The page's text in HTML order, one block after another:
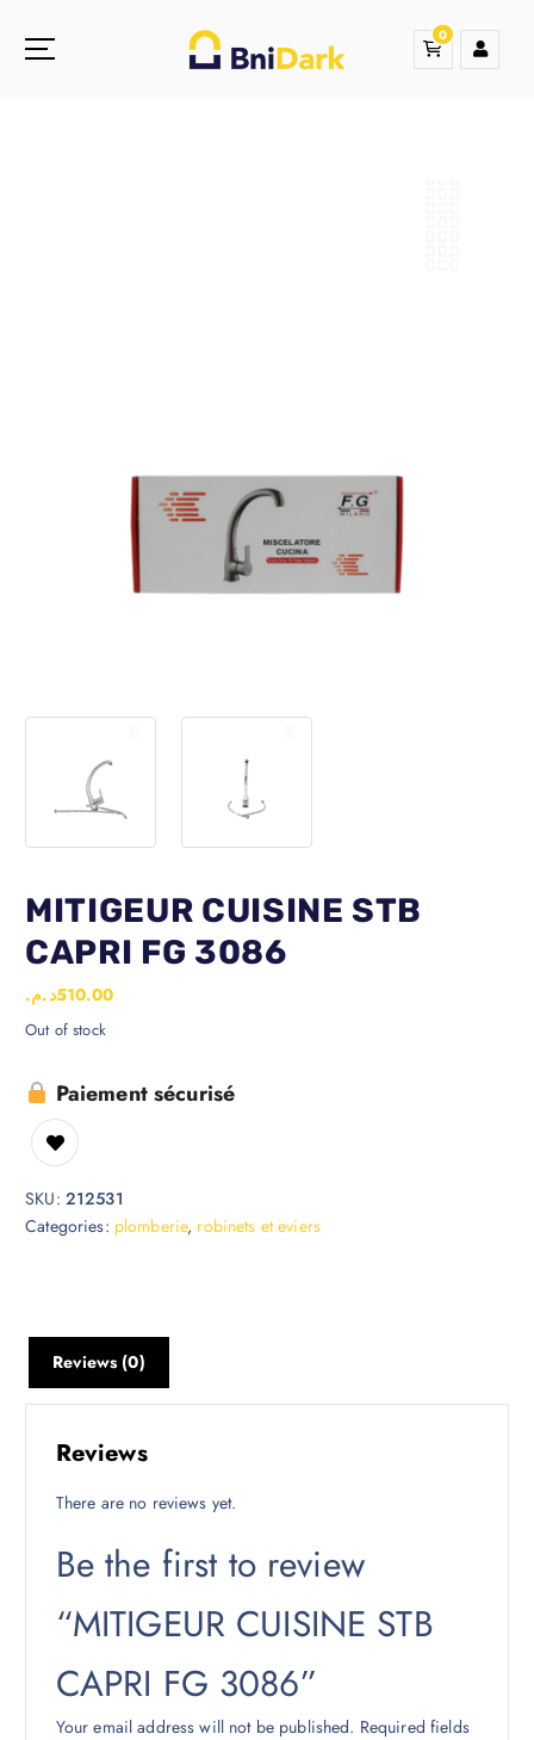
0
MITIGEUR CUISINE STB
CAPRI FG 3086
510.00د.م.
Out of stock
Paiement sécurisé
SKU: 212531
Categories: plomberie, robinets et eviers
Reviews (0)
Reviews
There are no reviews yet.
Be the first to review
“MITIGEUR CUISINE STB
CAPRI FG 3086”
Your email address will not be published. Required fields